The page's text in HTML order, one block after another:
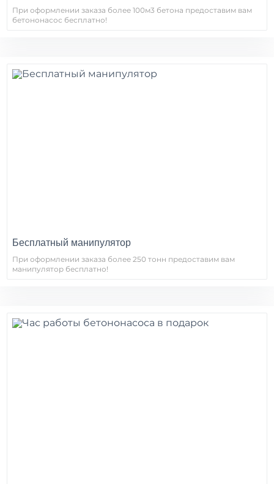
При оформлении заказа более 100м3 бетона предоставим вам
бетононасос бесплатно!
Бесплатный манипулятор
При оформлении заказа более 250 тонн предоставим вам
манипулятор бесплатно!